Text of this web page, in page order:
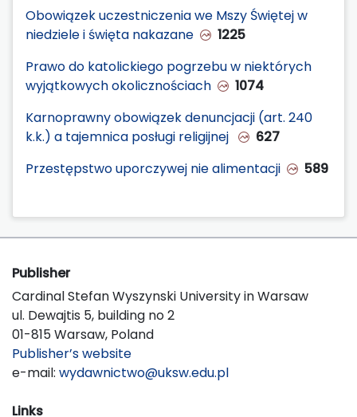
Obowiązek uczestniczenia we Mszy Świętej w
niedziele i święta nakazane
1225
Prawo do katolickiego pogrzebu w niektórych
wyjątkowych okolicznościach
1074
Karnoprawny obowiązek denuncjacji (art. 240
k.k.) a tajemnica posługi religijnej
627
Przestępstwo uporczywej nie alimentacji
589
Publisher
Cardinal Stefan Wyszynski University in Warsaw
ul. Dewajtis 5, building no 2
01-815 Warsaw, Poland
Publisher’s website
e-mail: wydawnictwo@uksw.edu.pl
Links